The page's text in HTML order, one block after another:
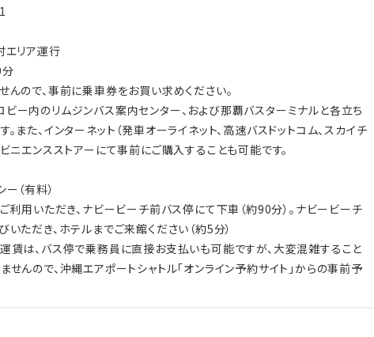
ず、改定日以降のご宿泊分に新税率が適用されます。
、お客様と従業員の安全と健康を最優先事項とし、皆さまに安心して
ローバルケア＆クリーン」に基づき、衛生対策を実施してまいります。
にご要望がございましたら
。
エリア運行
ので、事前に乗車券をお買い求めください。
ー内のリムジンバス案内センター、および那覇バスターミナルと各立ち
また、インターネット（発車オーライネット、高速バスドットコム、スカイチ
ニエンスストアーにて事前にご購入することも可能です。
（有料）
利用いただき、ナビービーチ前バス停にて下車（約90分）。ナビービーチ
ただき、ホテルまでご来館ください（約5分）
賃は、バス停で乗務員に直接お支払いも可能ですが、大変混雑すること
んので、沖縄エアポートシャトル「オンライン予約サイト」からの事前予